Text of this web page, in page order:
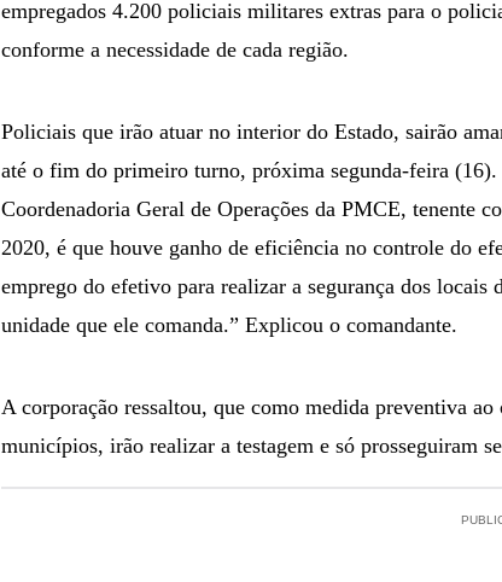
empregados 4.200 policiais militares extras para o
conforme a necessidade de cada região.
Policiais que irão atuar no interior do Estado, sairão
até o fim do primeiro turno, próxima segunda-feira
Coordenadoria Geral de Operações da PMCE, tenente
2020, é que houve ganho de eficiência no controle do
emprego do efetivo para realizar a segurança dos locais
unidade que ele comanda.” Explicou o comandante.
A corporação ressaltou, que como medida preventiva
municípios, irão realizar a testagem e só prosseguiram